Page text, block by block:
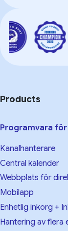
Products
Programvara
Kanalhanterare
Central kalender
Webbplats för
Mobilapp
Enhetlig inkorg +
Hantering av flera